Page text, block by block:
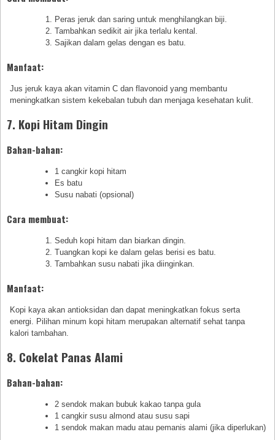
Peras jeruk dan saring untuk menghilangkan biji.
Tambahkan sedikit air jika terlalu kental.
Sajikan dalam gelas dengan es batu.
Manfaat:
Jus jeruk kaya akan vitamin C dan flavonoid yang membantu
meningkatkan sistem kekebalan tubuh dan menjaga kesehatan kulit.
7. Kopi Hitam Dingin
Bahan-bahan:
1 cangkir kopi hitam
Es batu
Susu nabati (opsional)
Cara membuat:
Seduh kopi hitam dan biarkan dingin.
Tuangkan kopi ke dalam gelas berisi es batu.
Tambahkan susu nabati jika diinginkan.
Manfaat:
Kopi kaya akan antioksidan dan dapat meningkatkan fokus serta
energi. Pilihan minum kopi hitam merupakan alternatif sehat tanpa
kalori tambahan.
8. Cokelat Panas Alami
Bahan-bahan:
2 sendok makan bubuk kakao tanpa gula
1 cangkir susu almond atau susu sapi
1 sendok makan madu atau pemanis alami (jika diperlukan)